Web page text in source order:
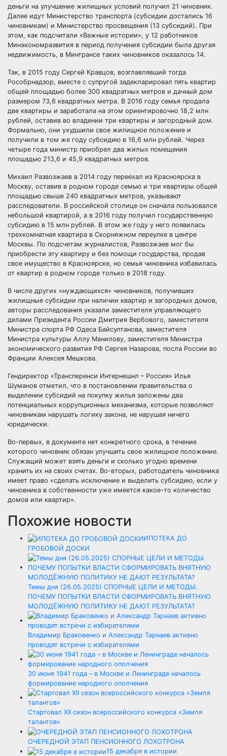
деньги на улучшение жилищных условий получил 21 чиновник.
Далее идут Министерство транспорта (субсидии достались 16
чиновникам) и Министерство просвещения (13 субсидий). При
этом, как подсчитали «Важные истории», у 12 работников
Минэкономразвития в период получения субсидии была другая
недвижимость, в Минтрансе таких чиновников оказалось 14.
Так, в 2015 году Сергей Кравцов, возглавлявший тогда
Рособрнадзор, вместе с супругой задекларировал пять квартир
общей площадью более 300 квадратных метров и дачный дом
размером 73,6 квадратных метра. В 2016 году семья продала
две квартиры и заработала на этом ориентировочно 18,2 млн
рублей, оставив во владении три квартиры и загородный дом.
Формально, они ухудшили свое жилищное положение и
получили в том же году субсидию в 16,6 млн рублей. Через
четыре года министр приобрел два жилых помещения
площадью 213,6 и 45,9 квадратных метров.
Михаил Развозжаев в 2014 году переехал из Красноярска в
Москву, оставив в родном городе семью и три квартиры общей
площадью свыше 240 квадратных метров, указывают
расследователи. В российской столице он сначала пользовался
небольшой квартирой, а в 2016 году получил государственную
субсидию в 15 млн рублей. В этом же году у него появилась
трехкомнатная квартира в Скорняжном переулке в центре
Москвы. По подсчетам журналистов, Развозжаев мог бы
приобрести эту квартиру и без помощи государства, продав
свое имущество в Красноярске, но семья чиновника избавилась
от квартир в родном городе только в 2018 году.
В числе других «нуждающихся» чиновников, получивших
жилищные субсидии при наличии квартир и загородных домов,
авторы расследования указали заместителя управляющего
делами Президента России Дмитрия Вербового, заместителя
Министра спорта РФ Одеса Байсултанова, заместителя
Министра культуры Аллу Манилову, заместителя Министра
экономического развития РФ Сергея Назарова, посла России во
Франции Алексея Мешкова.
Гендиректор «Трансперенси Интернешнл – Россия» Илья
Шуманов отметил, что в постановлении правительства о
выделении субсидий на покупку жилья заложены два
потенциальных коррупционных механизма, которые позволяют
чиновникам нарушать логику закона, не нарушая ничего
юридически.
Во-первых, в документе нет конкретного срока, в течение
которого чиновник обязан улучшить свое жилищное положение.
Служащий может взять деньги и сколько угодно времени
хранить их на своих счетах. Во-вторых, работодатель чиновника
имеет право «сделать исключение и выделить субсидию, если у
чиновника в собственности уже имеется какое-то количество
домов или квартир».
Похожие новости
ИПОТЕКА ДО
ГРОБОВОЙ ДОСКИ
Темы дня (26.05.2025) СПОРНЫЕ ЦЕЛИ И МЕТОДЫ.
ПОЧЕМУ ПОПЫТКИ ВЛАСТИ СФОРМИРОВАТЬ ВНЯТНУЮ
МОЛОДЁЖНУЮ ПОЛИТИКУ НЕ ДАЮТ РЕЗУЛЬТАТА?
Владимир Браковенко и Александр Тарнаев активно
проводят встречи с избирателями
30 июня 1941 года – в Москве и Ленинграде началось
формирование народного ополчения
Стартовал XII сезон всероссийского конкурса «Земля
талантов»
ОЧЕРЕДНОЙ ЭТАП ПЕНСИОННОГО ЛОХОТРОНА
15 декабря в истории